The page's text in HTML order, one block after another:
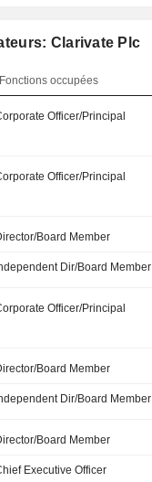
Clarivate Plc
Fonctions occupées
Officer/Principal
Officer/Principal
Board Member
Dir/Board Member
Officer/Principal
Board Member
Dir/Board Member
Board Member
Executive Officer